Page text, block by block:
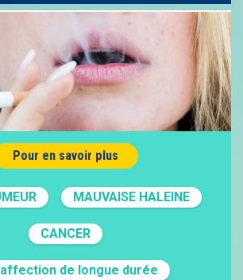
Pour en savoir plus
MAUVAISE HALEINE
CANCER
de longue durée